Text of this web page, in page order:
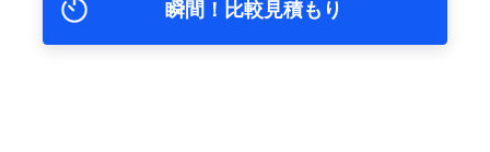
瞬間！比較見積もり